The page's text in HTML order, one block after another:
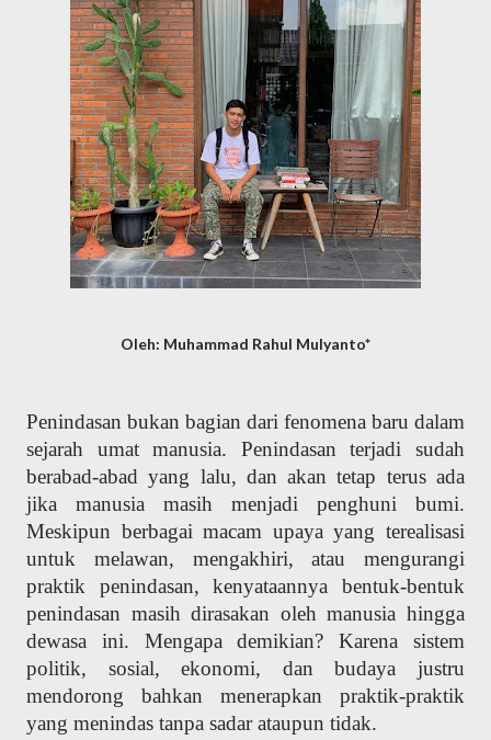
Oleh: Muhammad Rahul Mulyanto*
Penindasan bukan bagian dari fenomena baru dalam
sejarah umat manusia. Penindasan terjadi sudah
berabad-abad yang lalu, dan akan tetap terus ada
jika manusia masih menjadi penghuni bumi.
Meskipun berbagai macam upaya yang terealisasi
untuk melawan, mengakhiri, atau mengurangi
praktik penindasan, kenyataannya bentuk-bentuk
penindasan masih dirasakan oleh manusia hingga
dewasa ini. Mengapa demikian? Karena sistem
politik, sosial, ekonomi, dan budaya justru
mendorong bahkan menerapkan praktik-praktik
yang menindas tanpa sadar ataupun tidak.